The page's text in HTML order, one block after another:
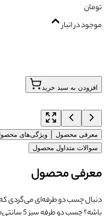
تومان
موجود در انبار
افزودن به سبد خرید
معرفی محصول ویژگی‌های
سوالات متداول محصول
معرفی محصول
دنبال چسب دو طرفه‌ای می‌گردی که